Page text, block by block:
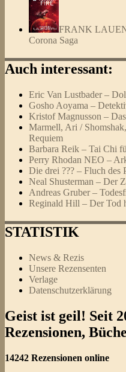
FRANK
Corona Saga
Auch interessant:
Eric Van Lustbader –
Gosho Aoyama –
Kristof Magnusson –
Marmell, Ari /
Requiem
Barbara Reik – Tai Chi
Perry Rhodan NEO –
Die drei ??? – Fluch des
Neal Shusterman – Der
Andreas Gruber –
Reginald Hill – Der Tod
STATISTIK
News & Rezis
Unsere Rezensenten
Verlage
Datenschutzerklärung
Geist ist geil! Seit
Rezensionen,
14242 Rezensionen online